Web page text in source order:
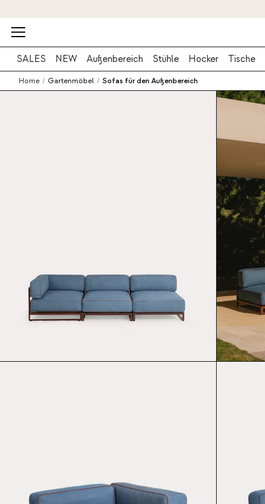
SALES NEW Außenbereich Stühle Hocker Tische
Home / Gartenmöbel / Sofas für den Außenbereich